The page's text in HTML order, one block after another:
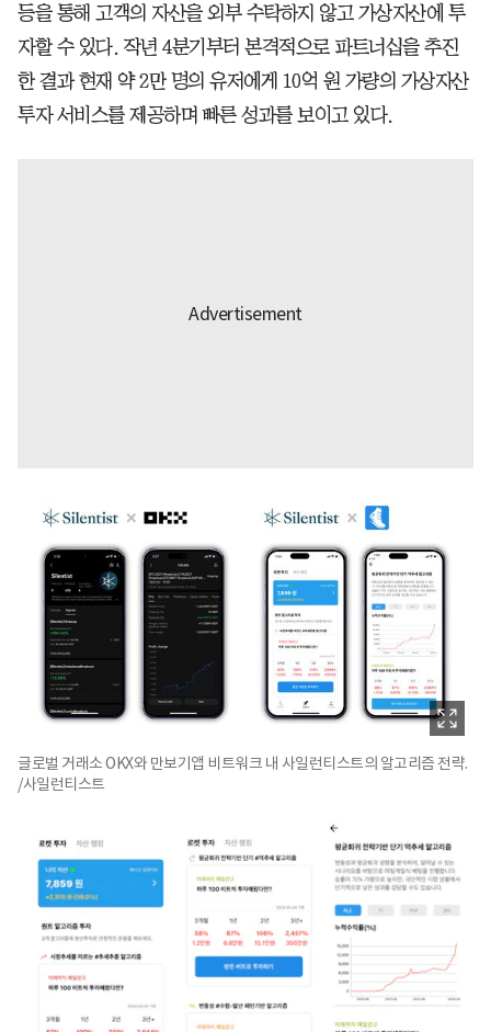
등을 통해 고객의 자산을 외부 수탁하지 않고 가상자산에 투
자할 수 있다. 작년 4분기부터 본격적으로 파트너십을 추진
한 결과 현재 약 2만 명의 유저에게 10억 원 가량의 가상자산
투자 서비스를 제공하며 빠른 성과를 보이고 있다.
글로벌 거래소 OKX와 만보기앱 비트워크 내 사일런티스트의 알고리즘 전략.
/사일런티스트